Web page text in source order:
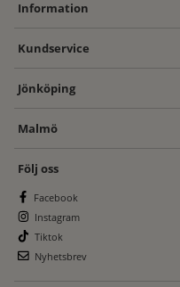
Information
Kundservice
Jönköping
Malmö
Följ oss
Facebook
Instagram
Tiktok
Nyhetsbrev